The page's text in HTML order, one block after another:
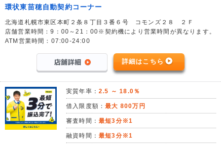
環状東苗穂自動契約コーナー
北海道札幌市東区本町２条８丁目３番６号 コモンズ２８ ２Ｆ
店舗営業時間：9：00～21：00※契約機により営業時間が異なります。
ATM営業時間：07:00-24:00
詳細はこちら
実質年率： 2.5 ～ 18.0％
借入限度額：最大 800万円
審査時間： 最短3分※1
融資時間： 最短3分※1